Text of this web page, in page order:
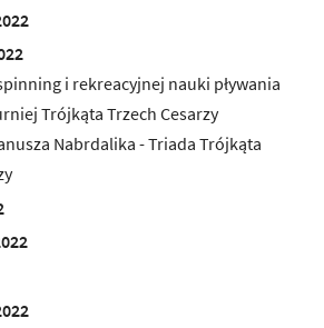
i rekreacyjnej nauki pływania
Trójkąta Trzech Cesarzy
Nabrdalika - Triada Trójkąta